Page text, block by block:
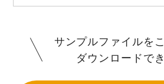
サンプルファイルを
ダウンロードで